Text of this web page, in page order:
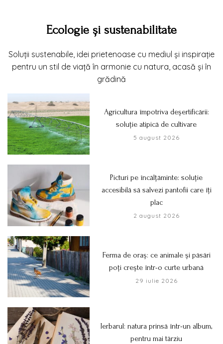
Ecologie și sustenabilitate
Soluții sustenabile, idei prietenoase cu mediul și inspirație
pentru un stil de viață în armonie cu natura, acasă și în
grădină
Agricultura împotriva deșertificării:
soluție atipică de cultivare
5 august 2026
Picturi pe încălțăminte: soluție
accesibilă să salvezi pantofii care îți
plac
2 august 2026
Ferma de oraș: ce animale și păsări
poți crește într-o curte urbană
29 iulie 2026
Ierbarul: natura prinsă într-un album,
pentru mai târziu